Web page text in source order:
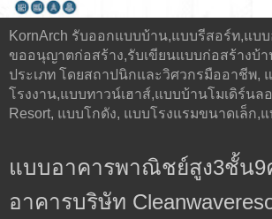
KornArch รับออกแบบบ้าน,แบบรีสอร์ท,แบ
ขออนุญาตก่อสร้าง,รับเขียนแบบก่อสร้างบ้
ประเภท โดยสถาปนิกและวิศวกรมืออาชีพ,
โรงงาน,แบบทาวน์เฮาส์,แบบบ้านโมเดิร์น
Resort, แบบโกดัง, แบบโรงแรมขนาดเล็ก
แบบอาคารพาณิชย์สูง3ชั้น9
อาคารบริษัท